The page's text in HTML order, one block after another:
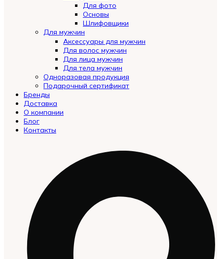
Для фото
Основы
Шлифовщики
Для мужчин
Аксессуары для мужчин
Для волос мужчин
Для лица мужчин
Для тела мужчин
Одноразовая продукция
Подарочный сертификат
Бренды
Доставка
О компании
Блог
Контакты